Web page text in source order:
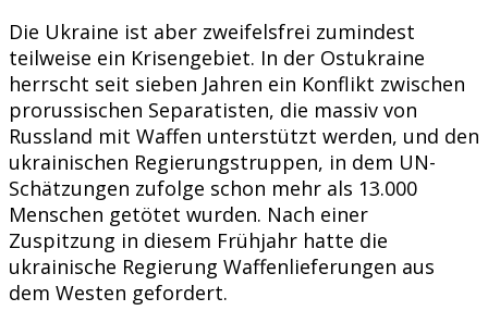
Die Ukraine ist aber zweifelsfrei zumindest
teilweise ein Krisengebiet. In der Ostukraine
herrscht seit sieben Jahren ein Konflikt zwischen
prorussischen Separatisten, die massiv von
Russland mit Waffen unterstützt werden, und den
ukrainischen Regierungstruppen, in dem UN-
Schätzungen zufolge schon mehr als 13.000
Menschen getötet wurden. Nach einer
Zuspitzung in diesem Frühjahr hatte die
ukrainische Regierung Waffenlieferungen aus
dem Westen gefordert.